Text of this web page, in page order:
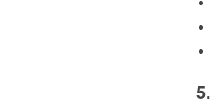
5.